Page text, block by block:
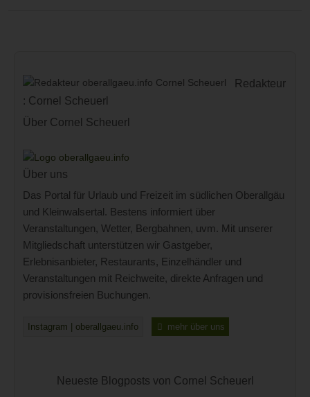
Redakteur
: Cornel Scheuerl
Über Cornel Scheuerl
Über uns
Das Portal für Urlaub und Freizeit im südlichen Oberallgäu
und Kleinwalsertal. Bestens informiert über
Veranstaltungen, Wetter, Bergbahnen, uvm. Mit unserer
Mitgliedschaft unterstützen wir Gastgeber,
Erlebnisanbieter, Restaurants, Einzelhändler und
Veranstaltungen mit Reichweite, direkte Anfragen und
provisionsfreien Buchungen.
Instagram | oberallgaeu.info mehr über uns
Neueste Blogposts von Cornel Scheuerl